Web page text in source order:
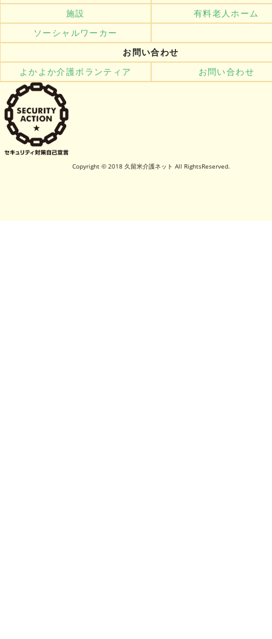
施設
有料老人ホーム
ソーシャルワーカー
お問い合わせ
よかよか介護ボランティア
お問い合わせ
Copyright © 2018 久留米介護ネット All RightsReserved.